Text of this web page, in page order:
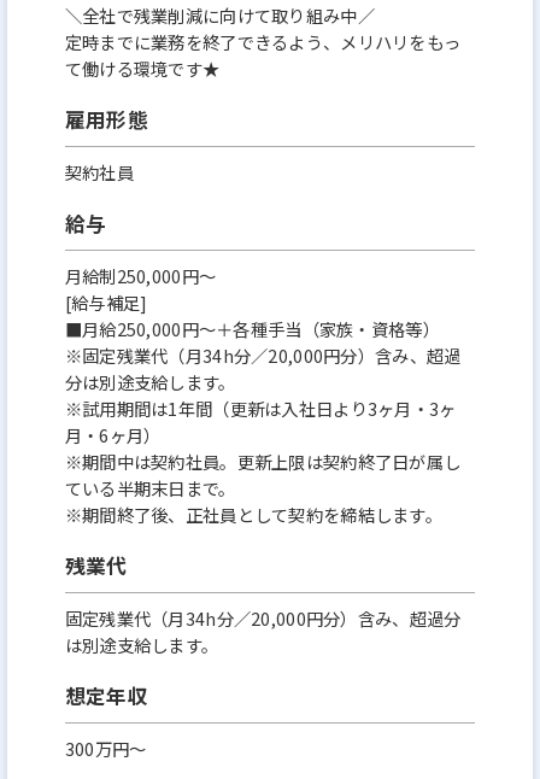
＼全社で残業削減に向けて取り組み中／
定時までに業務を終了できるよう、メリハリをもっ
て働ける環境です★
雇用形態
契約社員
給与
月給制250,000円～
[給与補足]
■月給250,000円～＋各種手当（家族・資格等）
※固定残業代（月34h分／20,000円分）含み、超過
分は別途支給します。
※試用期間は1年間（更新は入社日より3ヶ月・3ヶ
月・6ヶ月）
※期間中は契約社員。更新上限は契約終了日が属し
ている半期末日まで。
※期間終了後、正社員として契約を締結します。
残業代
固定残業代（月34h分／20,000円分）含み、超過分
は別途支給します。
想定年収
300万円〜